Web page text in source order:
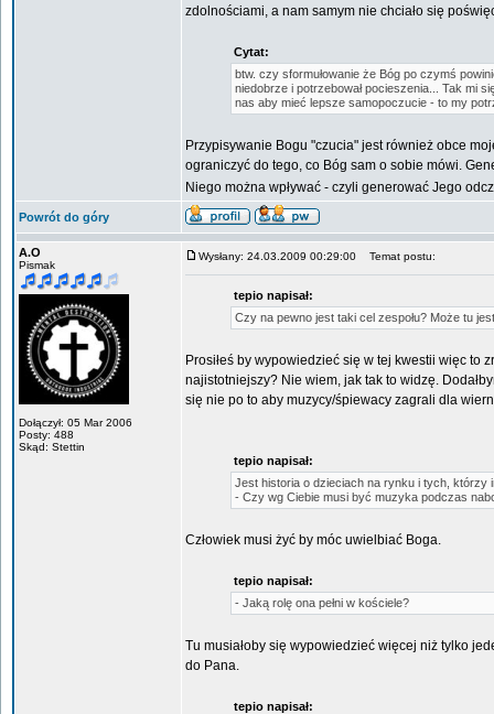
zdolnościami, a nam samym nie chciało się
Cytat:
btw. czy sformułowanie że Bóg po czymś
niedobrze i potrzebował pocieszenia... Tak mi
nas aby mieć lepsze samopoczucie - to my
Przypisywanie Bogu "czucia" jest również obce
ograniczyć do tego, co Bóg sam o sobie mówi.
Niego można wpływać - czyli generować Jego
Powrót do góry
A.O
Pismak
Dołączył: 05 Mar 2006
Posty: 488
Skąd: Stettin
Wysłany: 24.03.2009 00:29:00 Temat postu:
tepio napisał:
Czy na pewno jest taki cel zespołu? Może tu
Prosiłeś by wypowiedzieć się w tej kwestii więc to
najistotniejszy? Nie wiem, jak tak to widzę.
się nie po to aby muzycy/śpiewacy zagrali dla
tepio napisał:
Jest historia o dzieciach na rynku i tych, którzy
- Czy wg Ciebie musi być muzyka podczas
Człowiek musi żyć by móc uwielbiać Boga.
tepio napisał:
- Jaką rolę ona pełni w kościele?
Tu musiałoby się wypowiedzieć więcej niż tylko
do Pana.
tepio napisał: